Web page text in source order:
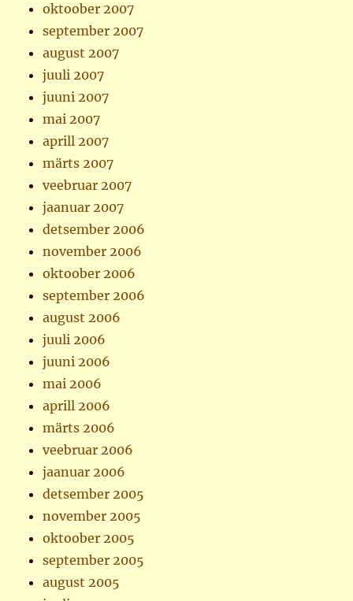
oktoober 2007
september 2007
august 2007
juuli 2007
juuni 2007
mai 2007
aprill 2007
märts 2007
veebruar 2007
jaanuar 2007
detsember 2006
november 2006
oktoober 2006
september 2006
august 2006
juuli 2006
juuni 2006
mai 2006
aprill 2006
märts 2006
veebruar 2006
jaanuar 2006
detsember 2005
november 2005
oktoober 2005
september 2005
august 2005